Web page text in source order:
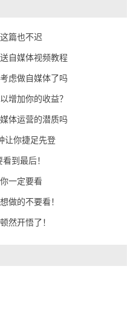
篇也不迟
自媒体视频教程
虑做自媒体了吗
增加你的收益？
体运营的潜质吗
让你捷足先登
到最后！
一定要看
做的不要看！
然开悟了！